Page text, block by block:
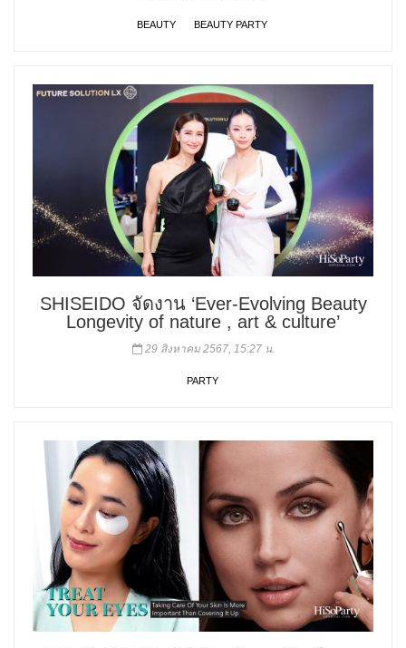
BEAUTY BEAUTY PARTY
SHISEIDO จัดงาน ‘Ever-Evolving Beauty
Longevity of nature , art & culture’
29 สิงหาคม 2567, 15:27 น.
PARTY